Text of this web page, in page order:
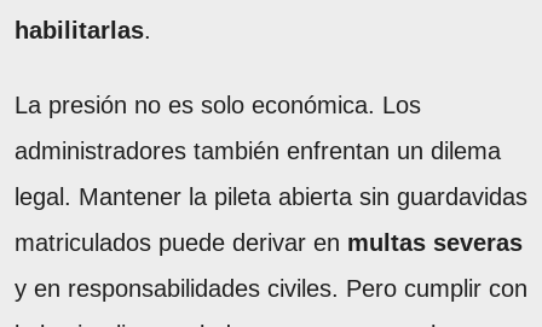
habilitarlas.
La presión no es solo económica. Los
administradores también enfrentan un dilema
legal. Mantener la pileta abierta sin guardavidas
matriculados puede derivar en multas severas
y en responsabilidades civiles. Pero cumplir con